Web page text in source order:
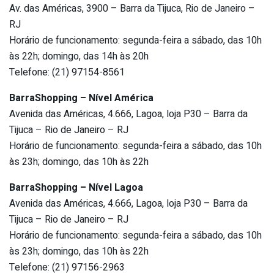
Av. das Américas, 3900 – Barra da Tijuca, Rio de Janeiro –
RJ
Horário de funcionamento: segunda-feira a sábado, das 10h
às 22h; domingo, das 14h às 20h
Telefone: (21) 97154-8561
BarraShopping – Nível América
Avenida das Américas, 4.666, Lagoa, loja P30 – Barra da
Tijuca – Rio de Janeiro – RJ
Horário de funcionamento: segunda-feira a sábado, das 10h
às 23h; domingo, das 10h às 22h
BarraShopping – Nível Lagoa
Avenida das Américas, 4.666, Lagoa, loja P30 – Barra da
Tijuca – Rio de Janeiro – RJ
Horário de funcionamento: segunda-feira a sábado, das 10h
às 23h; domingo, das 10h às 22h
Telefone: (21) 97156-2963